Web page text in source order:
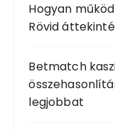
r
:
Hogyan
Rövid
Betmatch
legjobbat